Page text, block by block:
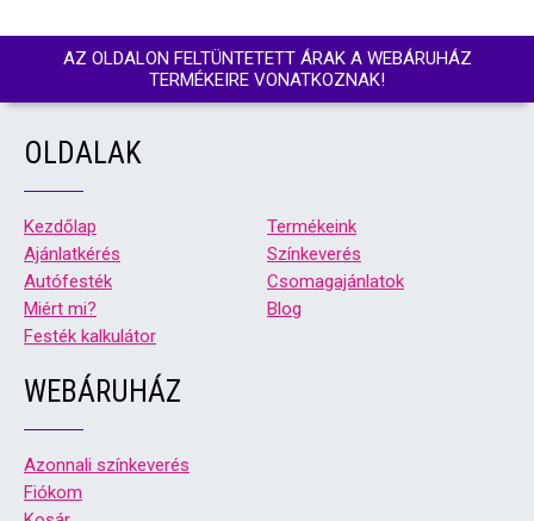
AZ OLDALON FELTÜNTETETT ÁRAK A WEBÁRUHÁZ
TERMÉKEIRE VONATKOZNAK!
OLDALAK
Kezdőlap
Termékeink
Ajánlatkérés
Színkeverés
Autófesték
Csomagajánlatok
Miért mi?
Blog
Festék kalkulátor
WEBÁRUHÁZ
Azonnali színkeverés
Fiókom